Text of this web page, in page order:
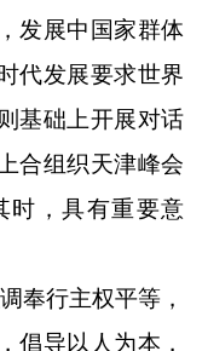
发展中国家群体
代发展要求世界
基础上开展对话
合组织天津峰会
时，具有重要意
行主权平等，
倡导以人为本，